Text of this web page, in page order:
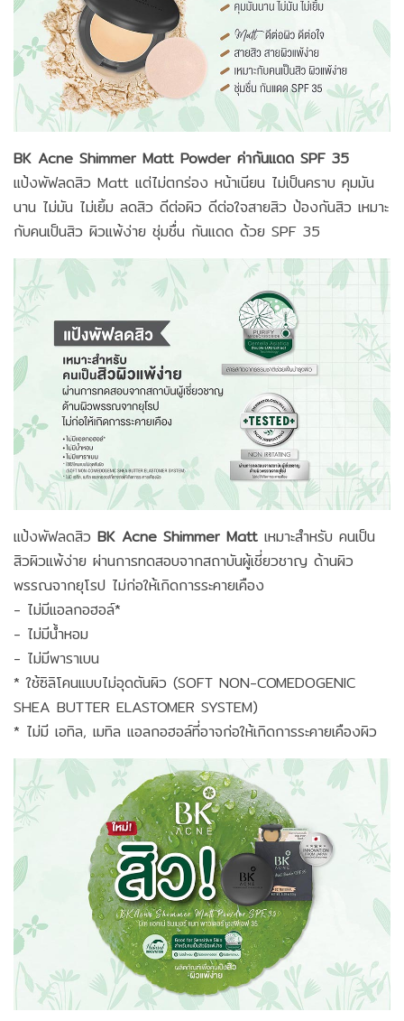
BK Acne Shimmer Matt Powder ค่ากันแดด SPF 35
แป้งพัฟลดสิว Matt แต่ไม่ตกร่อง หน้าเนียน ไม่เป็นคราบ คุมมัน
นาน ไม่มัน ไม่เยิ้ม ลดสิว ดีต่อผิว ดีต่อใจสายสิว ป้องกันสิว เหมาะ
กับคนเป็นสิว ผิวแพ้ง่าย ชุ่มชื่น กันแดด ด้วย SPF 35
แป้งพัฟลดสิว BK Acne Shimmer Matt เหมาะสำหรับ คนเป็น
สิวผิวแพ้ง่าย ผ่านการทดสอบจากสถาบันผู้เชี่ยวชาญ ด้านผิว
พรรณจากยุโรป ไม่ก่อให้เกิดการระคายเคือง
- ไม่มีแอลกอฮอล์*
- ไม่มีน้ำหอม
- ไม่มีพาราเบน
* ใช้ซิลิโคนแบบไม่อุดตันผิว (SOFT NON-COMEDOGENIC
SHEA BUTTER ELASTOMER SYSTEM)
* ไม่มี เอทิล, เมทิล แอลกอฮอล์ที่อาจก่อให้เกิดการระคายเคืองผิว